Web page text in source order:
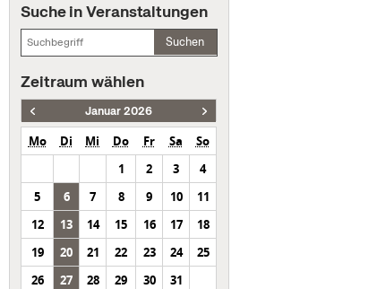
Suche in Veranstaltungen
Suchen
Zeitraum wählen
Januar 2026
Mo Di Mi Do Fr Sa
So
1
2 3
4
5
6 7 8 9 10
11
12
13 14 15 16 17
18
19
20 21 22 23 24
25
26
27 28 29 30 31